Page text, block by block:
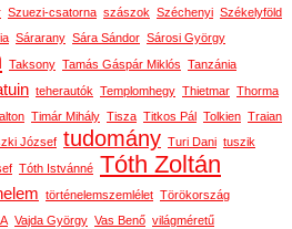
Szuezi-csatorna szászok Széchenyi Székelyföld
Sárarany Sára Sándor Sárosi György
Taksony Tamás Gáspár Miklós Tanzánia
teherautók Templomhegy Thietmar Thorma
Timár Mihály Tisza Titkos Pál Tolkien Traian
József tudomány Turi Dani tuszik
Tóth Istvánné Tóth Zoltán
történelemszemlélet Törökország
Vajda György Vas Benő világméretű